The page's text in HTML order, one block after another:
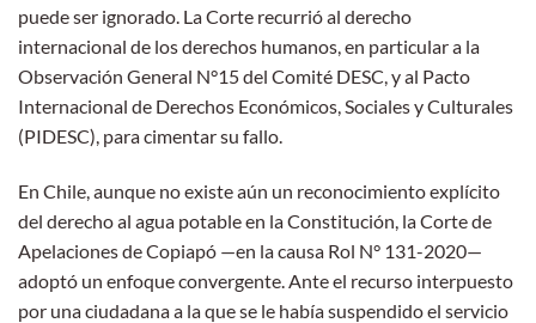
puede ser ignorado. La Corte recurrió al derecho
internacional de los derechos humanos, en particular a la
Observación General N°15 del Comité DESC, y al Pacto
Internacional de Derechos Económicos, Sociales y Culturales
(PIDESC), para cimentar su fallo.
En Chile, aunque no existe aún un reconocimiento explícito
del derecho al agua potable en la Constitución, la Corte de
Apelaciones de Copiapó —en la causa Rol N° 131-2020—
adoptó un enfoque convergente. Ante el recurso interpuesto
por una ciudadana a la que se le había suspendido el servicio